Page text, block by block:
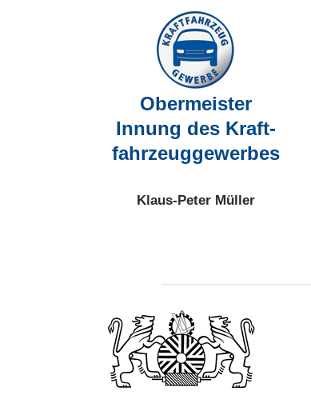
Obermeister
Innung des Kraft-
fahrzeuggewerbes
Klaus-Peter Müller